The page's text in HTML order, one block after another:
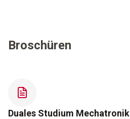
Broschüren
Duales Studium Mechatronik